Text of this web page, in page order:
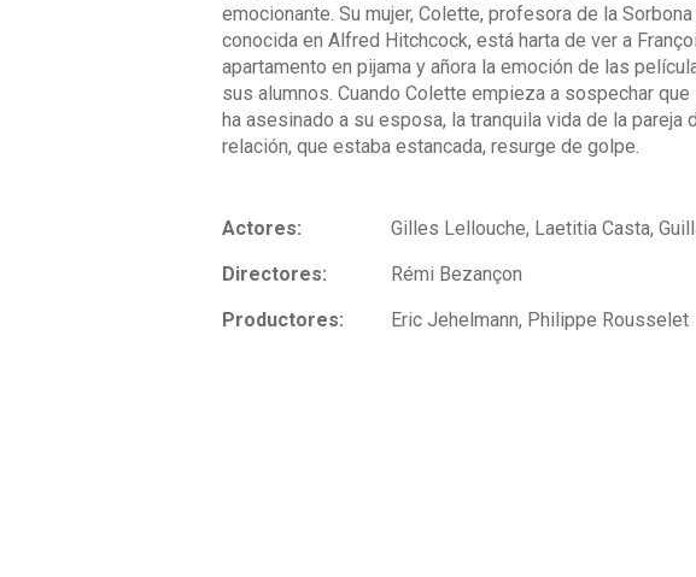
emocionante. Su mujer, Colette, profesora de la
conocida en Alfred Hitchcock, está harta de ver a
apartamento en pijama y añora la emoción de las
sus alumnos. Cuando Colette empieza a sospechar
ha asesinado a su esposa, la tranquila vida de la pareja
relación, que estaba estancada, resurge de golpe.
Actores:
Gilles Lellouche, Laetitia Casta,
Directores:
Rémi Bezançon
Productores:
Eric Jehelmann, Philippe Rousselet